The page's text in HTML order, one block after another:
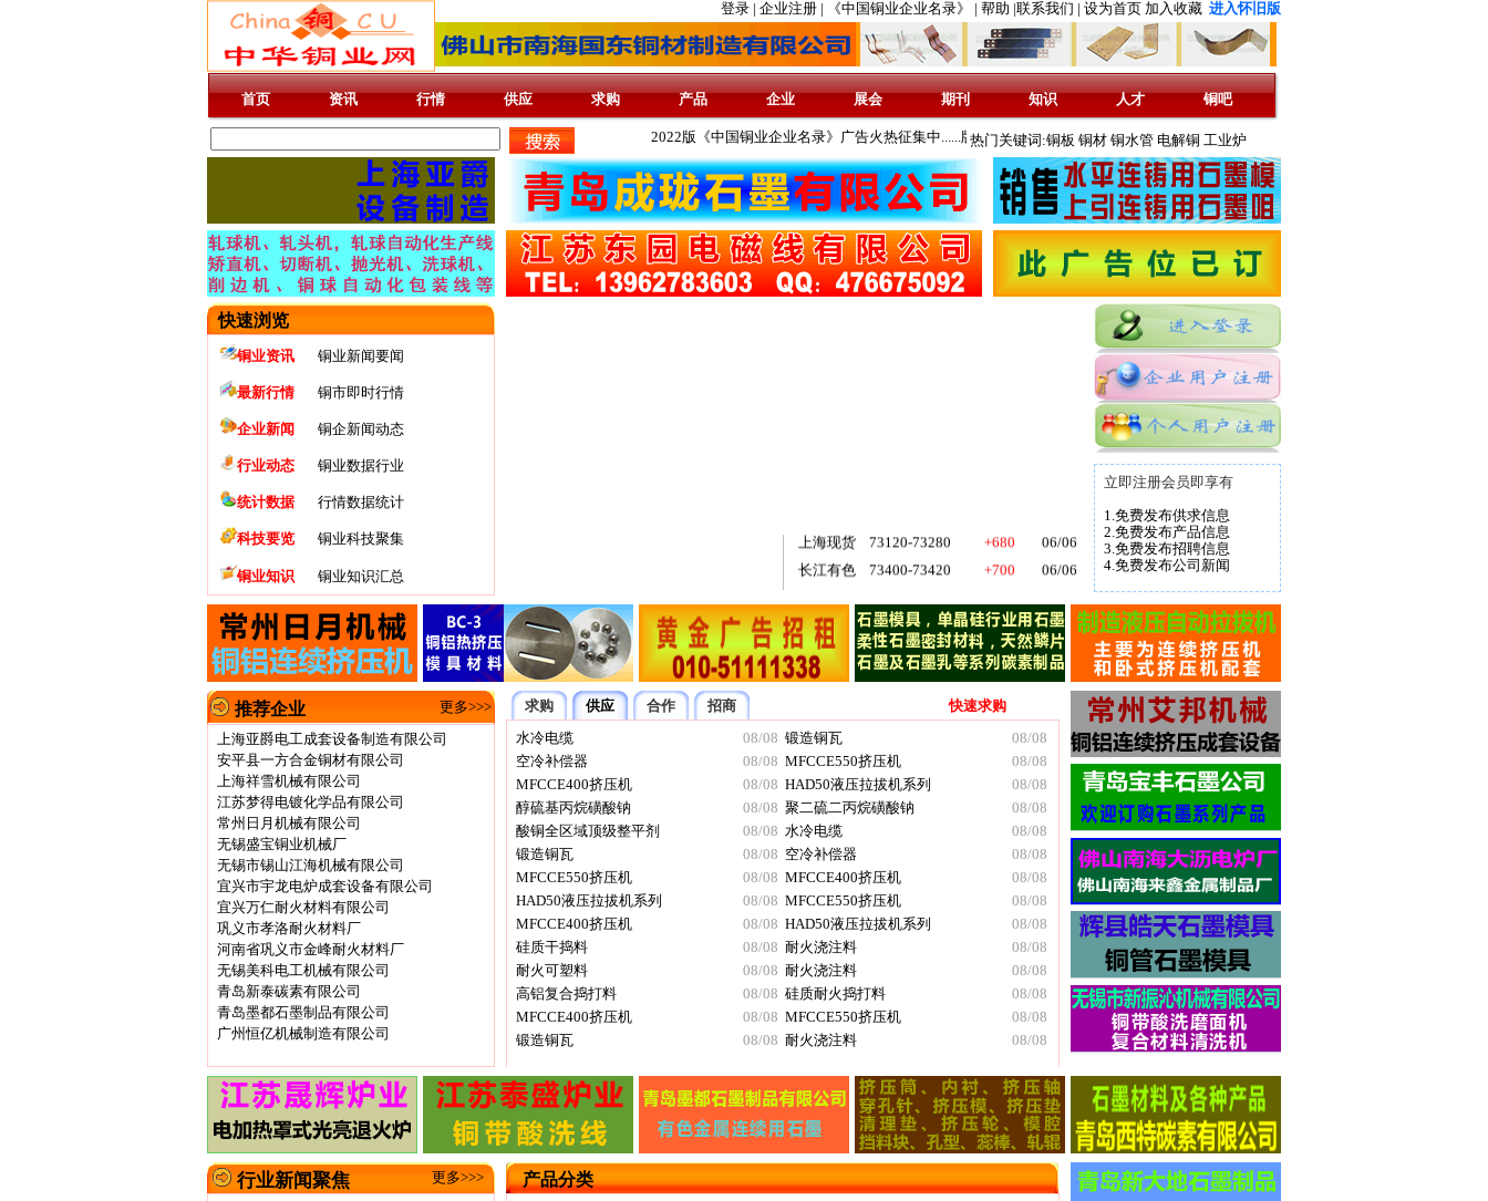
登录 | 企业注册 | 《中国铜业企业名录》 | 帮助 |联系我们 | 设为首页 加入收藏 进入怀旧版
首页 资讯 行情 供应 求购 产品 企业 展会 期刊 知识 人才 铜吧
2022版《中国铜业企业名录》广告火热征集中......版面有限,先到先得
热门关键词:铜板 铜材 铜水管 电解铜 工业炉
快速浏览
铜业资讯 铜业新闻要闻
最新行情 铜市即时行情
企业新闻 铜企新闻动态
行业动态 铜业数据行业
统计数据 行情数据统计
科技要览 铜业科技聚集
铜业知识 铜业知识汇总
上海现货
73120-73280 +680 06/06
长江有色 73400-73420 +700 06/06
上海期货
开盘73180 +660
06/06
长江有色
67010-67030 -170 04/07
立即注册会员即享有
1.免费发布供求信息
2.免费发布产品信息
3.免费发布招聘信息
4.免费发布公司新闻
推荐企业
更多>>>
上海亚爵电工成套设备制造有限公司
安平县一方合金铜材有限公司
上海祥雪机械有限公司
江苏梦得电镀化学品有限公司
常州日月机械有限公司
无锡盛宝铜业机械厂
无锡市锡山江海机械有限公司
宜兴市宇龙电炉成套设备有限公司
宜兴万仁耐火材料有限公司
巩义市孝洛耐火材料厂
河南省巩义市金峰耐火材料厂
无锡美科电工机械有限公司
青岛新泰碳素有限公司
青岛墨都石墨制品有限公司
广州恒亿机械制造有限公司
求购 供应 合作 招商
快速求购
水冷电缆
08/08 锻造铜瓦
08/08
空冷补偿器
08/08 MFCCE550挤压机
08/08
MFCCE400挤压机
08/08 HAD50液压拉拔机系列
08/08
醇硫基丙烷磺酸钠
08/08 聚二硫二丙烷磺酸钠
08/08
酸铜全区域顶级整平剂
08/08 水冷电缆
08/08
锻造铜瓦
08/08 空冷补偿器
08/08
MFCCE550挤压机
08/08 MFCCE400挤压机
08/08
HAD50液压拉拔机系列
08/08 MFCCE550挤压机
08/08
MFCCE400挤压机
08/08 HAD50液压拉拔机系列
08/08
硅质干捣料
08/08 耐火浇注料
08/08
耐火可塑料
08/08 耐火浇注料
08/08
高铝复合捣打料
08/08 硅质耐火捣打料
08/08
MFCCE400挤压机
08/08 MFCCE550挤压机
08/08
锻造铜瓦
08/08 耐火浇注料 08/08
行业新闻聚焦 更多>>> 产品分类